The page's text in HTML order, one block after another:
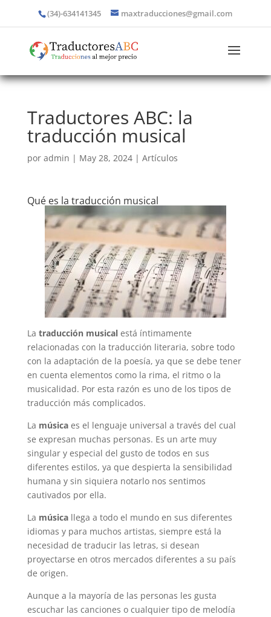
(34)-634141345 maxtraducciones@gmail.com
Traductores ABC: la
traducción musical
por admin | May 28, 2024| Artículos
Qué es la traducción musical
La traducción musicalestá íntimamente
relacionadas con la traducción literaria, sobre todo
con la adaptación de la poesía, ya que se debe tener
en cuenta elementos como la rima, el ritmo o la
musicalidad. Por esta razón es uno de los tipos de
traducción más complicados.
La músicaes el lenguaje universal a través del cual
se expresan muchas personas. Es un arte muy
singular y especial del gusto de todos en sus
diferentes estilos, ya que despierta la sensibilidad
humana y sin siquiera notarlo nos sentimos
cautivados por ella.
La músicallega a todo el mundo en sus diferentes
idiomas y para muchos artistas, siempre está la
necesidad de traducir las letras, si desean
proyectarse en otros mercados diferentes a su país
de origen.
Aunque a la mayoría de las personas les gusta
escuchar las canciones o cualquier tipo de melodía